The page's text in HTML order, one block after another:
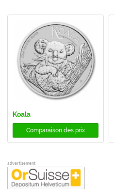
Koala
Comparaison des prix
advertisement